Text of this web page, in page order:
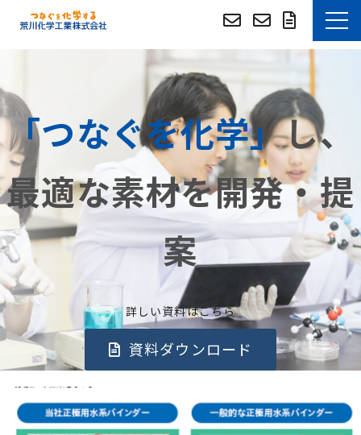
選ばれる理由
技術・事例紹介
技術資料DLサイト
技術資料DLサイト (English)
つぶやき
よくあるご質問
「つなぐを化学」し、
最適な素材を開発・提
案
詳しい資料はこちら
資料ダウンロード